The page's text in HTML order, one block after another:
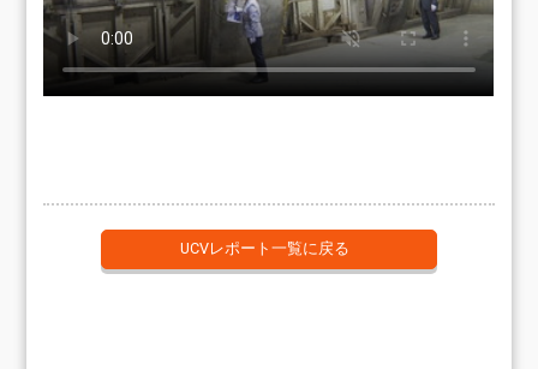
UCVレポート一覧に戻る